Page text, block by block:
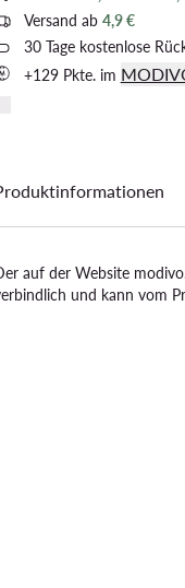
Versand ab 4,9 €
30 Tage kostenlose
+129 Pkte. im
auf der Website
und kann vom